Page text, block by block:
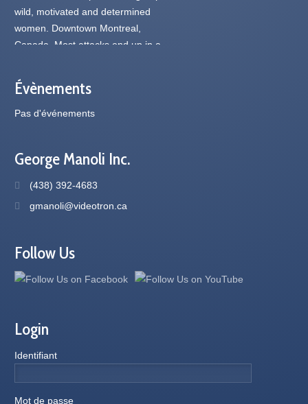
Évènements
Pas d'événements
George Manoli Inc.
(438) 392-4683
gmanoli@videotron.ca
Follow Us
Login
Identifiant
Mot de passe